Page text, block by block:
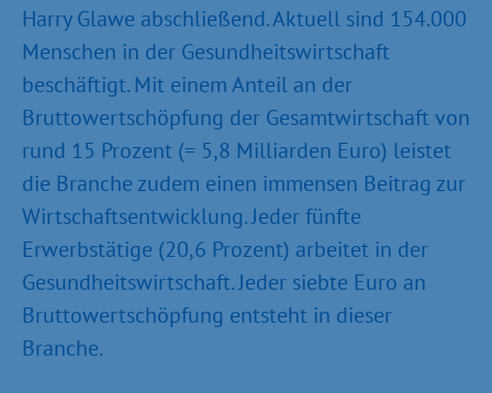
Harry Glawe abschließend. Aktuell sind 154.000
Menschen in der Gesundheitswirtschaft
beschäftigt. Mit einem Anteil an der
Bruttowertschöpfung der Gesamtwirtschaft von
rund 15 Prozent (= 5,8 Milliarden Euro) leistet
die Branche zudem einen immensen Beitrag zur
Wirtschaftsentwicklung. Jeder fünfte
Erwerbstätige (20,6 Prozent) arbeitet in der
Gesundheitswirtschaft. Jeder siebte Euro an
Bruttowertschöpfung entsteht in dieser
Branche.